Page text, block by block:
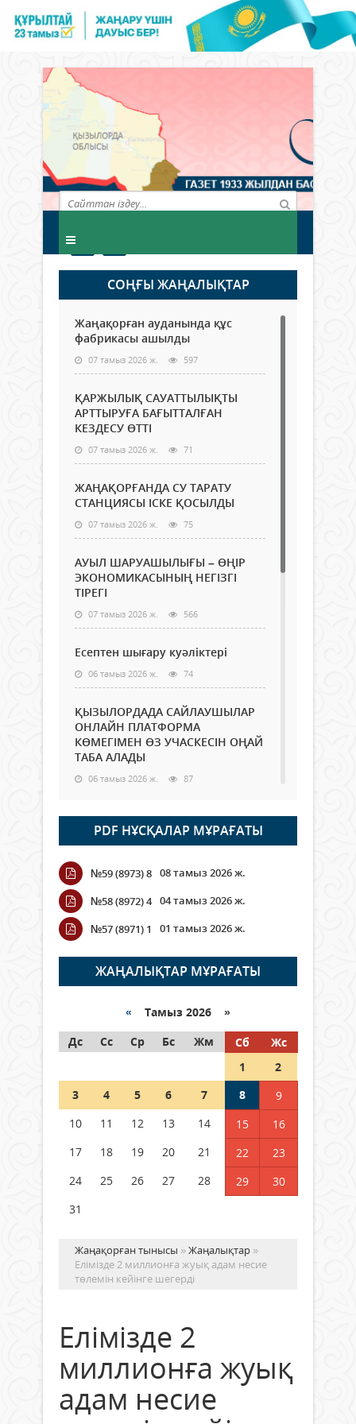
СОҢҒЫ ЖАҢАЛЫҚТАР
Жаңақорған ауданында құс
фабрикасы ашылды
07 тамыз 2026 ж. 597
ҚАРЖЫЛЫҚ САУАТТЫЛЫҚТЫ
АРТТЫРУҒА БАҒЫТТАЛҒАН
КЕЗДЕСУ ӨТТІ
07 тамыз 2026 ж. 71
ЖАҢАҚОРҒАНДА СУ ТАРАТУ
СТАНЦИЯСЫ ІСКЕ ҚОСЫЛДЫ
07 тамыз 2026 ж. 75
АУЫЛ ШАРУАШЫЛЫҒЫ – ӨҢІР
ЭКОНОМИКАСЫНЫҢ НЕГІЗГІ
ТІРЕГІ
07 тамыз 2026 ж. 566
Есептен шығару куәліктері
06 тамыз 2026 ж. 74
ҚЫЗЫЛОРДАДА САЙЛАУШЫЛАР
ОНЛАЙН ПЛАТФОРМА
КӨМЕГІМЕН ӨЗ УЧАСКЕСІН ОҢАЙ
ТАБА АЛАДЫ
06 тамыз 2026 ж. 87
Open Air: Қызылорда облысы
полиция департаменті 20
мыңнан астам көрерменнің
қауіпсіздігін қамтамасыз етті
06 тамыз 2026 ж.
Wi-Fi ҚАБЫРҒА АРҚЫЛЫ ҚАЛАЙ
ӨТЕДІ?
06 тамыз 2026 ж. 265
граждане Казахстана,
05 тамыз 2026 ж. 146
Шетелде жүрген Қазақстан
азаматтары қалай дауыс бере
PDF НҰСҚАЛАР МҰРАҒАТЫ
№59 (8973) 8 08 тамыз 2026 ж.
№58 (8972) 4 04 тамыз 2026 ж.
№57 (8971) 1
01 тамыз 2026 ж.
ЖАҢАЛЫҚТАР МҰРАҒАТЫ
« Тамыз 2026 »
Дс
Сс Ср Бс Жм Сб
Жс
1
2
3
4 5 6 7 8
9
10
11 12 13 14 15
16
17
18 19 20 21 22
23
24
25 26 27 28 29
30
31
Жаңақорған тынысы »Жаңалықтар »
Елімізде 2 миллионға жуық адам несие
төлемін кейінге шегерді
Елімізде 2
миллионға жуық
адам несие